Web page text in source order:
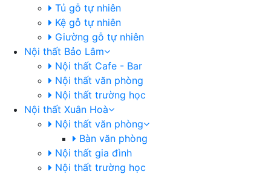
Tủ gỗ tự nhiên
Kệ gỗ tự nhiên
Giường gỗ tự nhiên
Nội thất Bảo Lâm
Nội thất Cafe - Bar
Nội thất văn phòng
Nội thất trường học
Nội thất Xuân Hoà
Nội thất văn phòng
Bàn văn phòng
Nội thất gia đình
Nội thất trường học